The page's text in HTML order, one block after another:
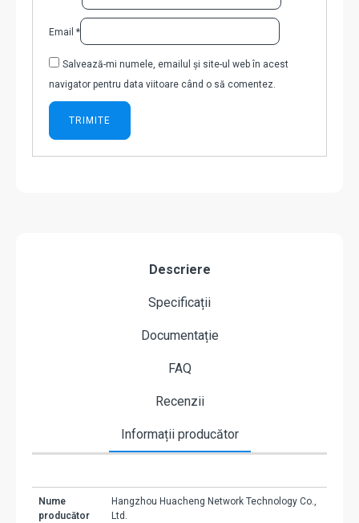
Email *
Salvează-mi numele, emailul și site-ul web în acest
navigator pentru data viitoare când o să comentez.
Descriere
Specificații
Documentație
FAQ
Recenzii
Informații producător
Nume
producător
Hangzhou Huacheng Network Technology Co.,
Ltd.